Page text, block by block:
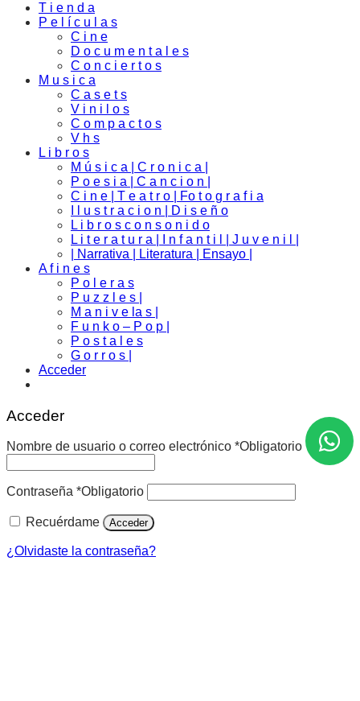
T i e n d a
P e l í c u l a s
C i n e
D o c u m e n t a l e s
C o n c i e r t o s
M u s i c a
C a s e t s
V i n i l o s
C o m p a c t o s
V h s
L i b r o s
M ú s i c a | C r o n i c a |
P o e s i a | C a n c i o n |
C i n e | T e a t r o | Fo t o g r a f i a
I l u s t r a c i o n | D i s e ñ o
L i b r o s c o n s o n i d o
L i t e r a t u r a | I n f a n t i l | J u v e n i l |
| Narrativa | Literatura | Ensayo |
A f i n e s
P o l e r a s
P u z z l e s |
M a n i v e la s |
F u n k o – P o p |
P o s t a l e s
G o r r o s |
Acceder
Acceder
Nombre de usuario o correo electrónico *Obligatorio
Contraseña *Obligatorio
Recuérdame Acceder
¿Olvidaste la contraseña?